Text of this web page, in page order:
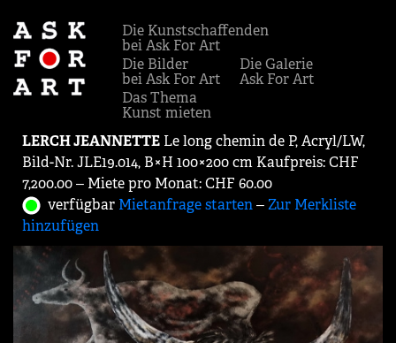
Die Kunstschaffenden
bei Ask For Art
Die Bilder
bei Ask For Art
Die Galerie
Ask For Art
Das Thema
Kunst mieten
LERCH JEANNETTE Le long chemin de P, Acryl/LW,
Bild-Nr. JLE19.014, B×H 100×200 cm Kaufpreis: CHF
7,200.00 ‒ Miete pro Monat: CHF 60.00
verfügbar Mietanfrage starten‒Zur Merkliste
hinzufügen